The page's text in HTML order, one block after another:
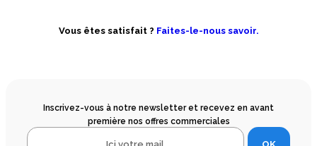
Vous êtes satisfait ? Faites-le-nous savoir.
Inscrivez-vous à notre newsletter et recevez en avant
première nos offres commerciales